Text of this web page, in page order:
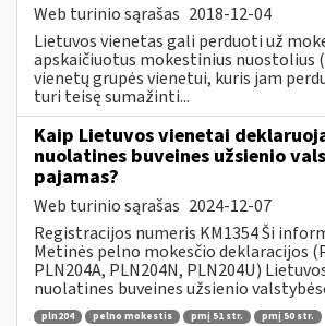
Web turinio sąrašas 2018-12-04
Lietuvos vienetas gali perduoti už
apskaičiuotus mokestinius nuostolius
vienetų grupės vienetui, kuris jam
turi teisę sumažinti...
Kaip Lietuvos vienetai
nuolatines buveines užsienio
pajamas?
Web turinio sąrašas 2024-12-07
Registracijos numeris KM1354 Ši
Metinės pelno mokesčio deklaracijos
PLN204A, PLN204N, PLN204U)
nuolatines buveines užsienio
pln204 pelno mokestis pmį 51 str.
pmį 50 str.